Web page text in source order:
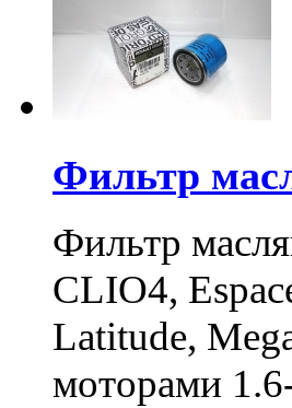
Фильтр
Фильтр
CLIO4,
Latitude,
моторами